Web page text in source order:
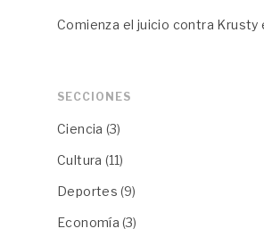
Comienza el juicio contra Krusty
SECCIONES
Ciencia (3)
Cultura (11)
Deportes (9)
Economía (3)